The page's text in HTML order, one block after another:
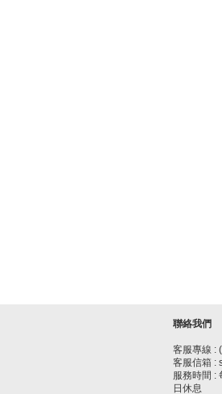
聯絡我們
客服專線 :
客服信箱 :
服務時間 :
日休息